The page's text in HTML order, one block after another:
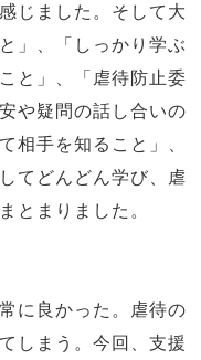
じました。そして大
」、「しっかり学ぶ
と」、「虐待防止委
や疑問の話し合いの
相手を知ること」、
てどんどん学び、虐
とまりました。
に良かった。虐待の
しまう。今回、支援